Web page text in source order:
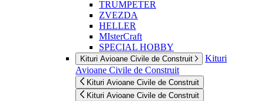
TRUMPETER
ZVEZDA
HELLER
MIsterCraft
SPECIAL HOBBY
Kituri Avioane Civile de Construit
Kituri
Avioane Civile de Construit
Kituri Avioane Civile de Construit
Kituri Avioane Civile de Construit